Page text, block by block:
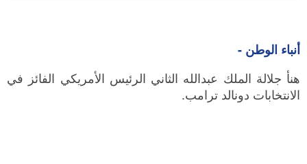
أنباء الوطن -
هنأ جلالة الملك عبدالله الثاني الرئيس الأمريكي الفائز في
الانتخابات دونالد ترامب.